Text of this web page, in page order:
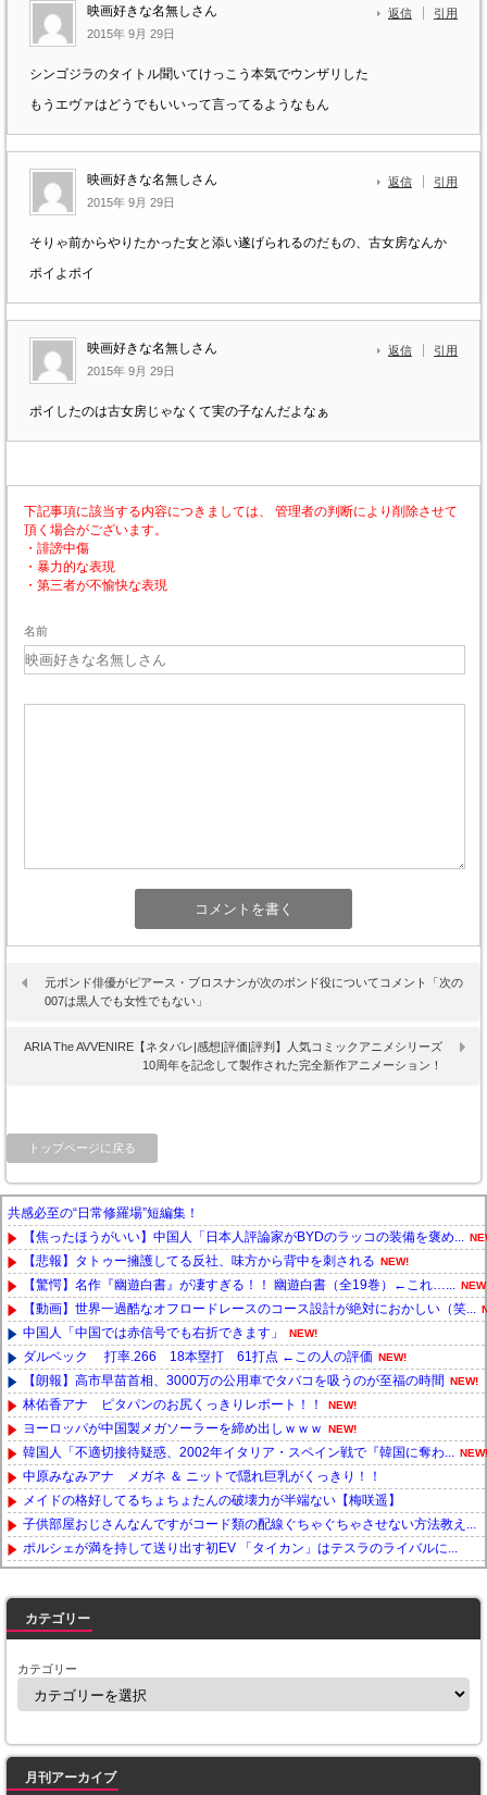
映画好きな名無しさん
2015年 9月 29日
返信 引用
シンゴジラのタイトル聞いてけっこう本気でウンザリした
もうエヴァはどうでもいいって言ってるようなもん
映画好きな名無しさん
2015年 9月 29日
返信 引用
そりゃ前からやりたかった女と添い遂げられるのだもの、古女房なんか
ポイよポイ
映画好きな名無しさん
2015年 9月 29日
返信 引用
ポイしたのは古女房じゃなくて実の子なんだよなぁ
下記事項に該当する内容につきましては、 管理者の判断により削除させて
頂く場合がございます。
・誹謗中傷
・暴力的な表現
・第三者が不愉快な表現
名前
元ボンド俳優がピアース・ブロスナンが次のボンド役についてコメント「次の
007は黒人でも女性でもない」
ARIA The AVVENIRE【ネタバレ|感想|評価|評判】人気コミックアニメシリーズ
10周年を記念して製作された完全新作アニメーション！
トップページに戻る
共感必至の“日常修羅場”短編集！
【焦ったほうがいい】中国人「日本人評論家がBYDのラッコの装備を褒め...
【悲報】タトゥー擁護してる反社、味方から背中を刺される NEW!
【驚愕】名作『幽遊白書』が凄すぎる！！ 幽遊白書（全19巻）←これ…...
【動画】世界一過酷なオフロードレースのコース設計が絶対におかしい（笑...
中国人「中国では赤信号でも右折できます」 NEW!
ダルベック 打率.266 18本塁打 61打点 ←この人の評価 NEW!
【朗報】高市早苗首相、3000万の公用車でタバコを吸うのが至福の時間 NEW!
林佑香アナ ピタパンのお尻くっきりレポート！！ NEW!
ヨーロッパが中国製メガソーラーを締め出しｗｗｗ NEW!
韓国人「不適切接待疑惑、2002年イタリア・スペイン戦で『韓国に奪わ... NEW!
中原みなみアナ メガネ ＆ ニットで隠れ巨乳がくっきり！！
メイドの格好してるちょちょたんの破壊力が半端ない【梅咲遥】
子供部屋おじさんなんですがコード類の配線ぐちゃぐちゃさせない方法教え...
ポルシェが満を持して送り出す初EV 「タイカン」はテスラのライバルに...
カテゴリー
カテゴリー
月刊アーカイブ